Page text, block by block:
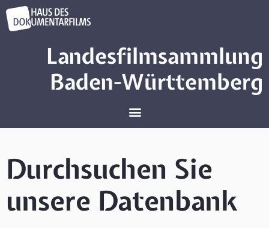
Landesfilmsammlung
Baden-Württemberg
Durchsuchen Sie
unsere Datenbank